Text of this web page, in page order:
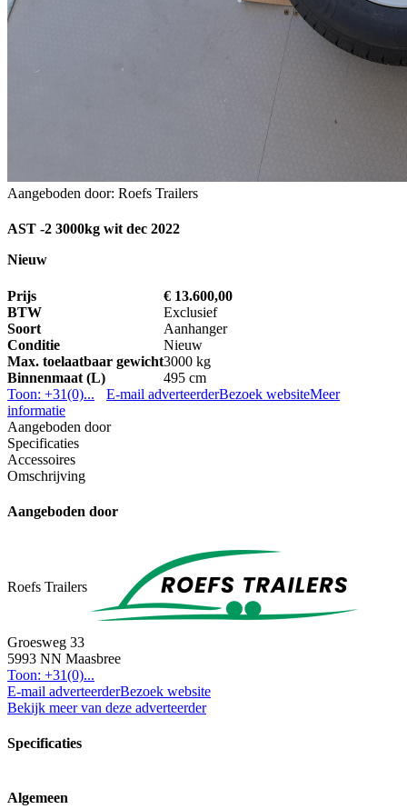
Aangeboden door: Roefs Trailers
AST -2 3000kg wit dec 2022
Nieuw
Prijs
€ 13.600,00
BTW
Exclusief
Soort
Aanhanger
Conditie
Nieuw
Max. toelaatbaar gewicht3000 kg
Binnenmaat (L)
495 cm
Toon: +31(0)...
E-mail adverteerderBezoek websiteMeer
informatie
Aangeboden door
Specificaties
Accessoires
Omschrijving
Aangeboden door
Roefs Trailers
Groesweg 33
5993 NN Maasbree
Toon: +31(0)...
E-mail adverteerderBezoek website
Bekijk meer van deze adverteerder
Specificaties
Algemeen